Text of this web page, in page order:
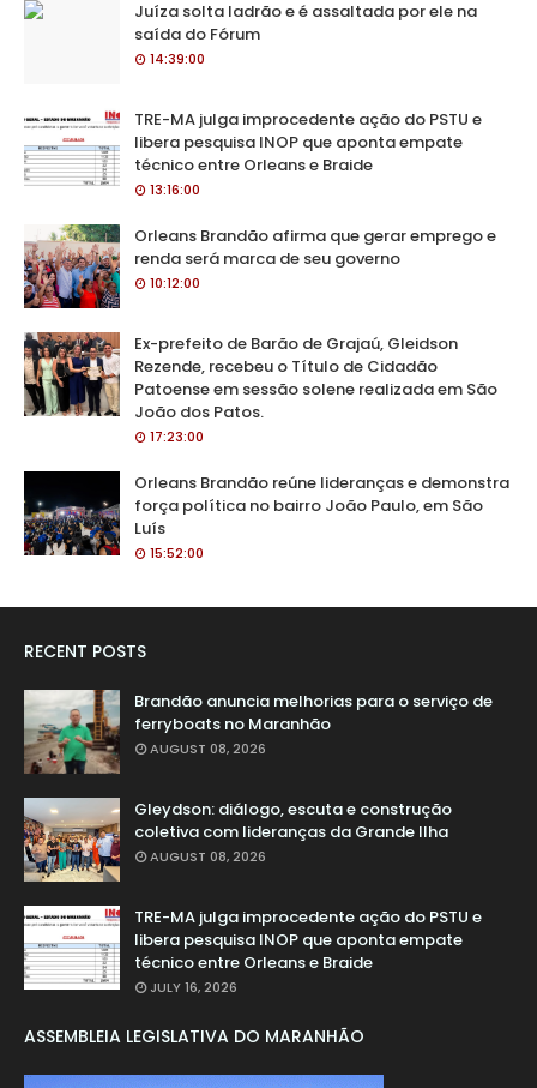
Juíza solta ladrão e é assaltada por ele na
saída do Fórum
14:39:00
TRE-MA julga improcedente ação do PSTU e
libera pesquisa INOP que aponta empate
técnico entre Orleans e Braide
13:16:00
Orleans Brandão afirma que gerar emprego e
renda será marca de seu governo
10:12:00
Ex-prefeito de Barão de Grajaú, Gleidson
Rezende, recebeu o Título de Cidadão
Patoense em sessão solene realizada em São
João dos Patos.
17:23:00
Orleans Brandão reúne lideranças e demonstra
força política no bairro João Paulo, em São
Luís
15:52:00
RECENT POSTS
Brandão anuncia melhorias para o serviço de
ferryboats no Maranhão
AUGUST 08, 2026
Gleydson: diálogo, escuta e construção
coletiva com lideranças da Grande Ilha
AUGUST 08, 2026
TRE-MA julga improcedente ação do PSTU e
libera pesquisa INOP que aponta empate
técnico entre Orleans e Braide
JULY 16, 2026
ASSEMBLEIA LEGISLATIVA DO MARANHÃO